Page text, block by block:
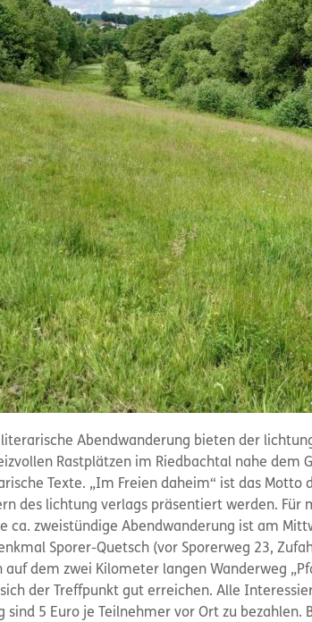
Abendwanderung bieten der
Rastplätzen im Riedbachtal nahe dem
Texte. „Im Freien daheim“ ist das
des lichtung verlags präsentiert werden.
ca. zweistündige Abendwanderung ist am
Sporer-Quetsch (vor Sporerweg 23,
auf dem zwei Kilometer langen Wanderweg
der Treffpunkt gut erreichen. Alle
sind 5 Euro je Teilnehmer vor Ort zu